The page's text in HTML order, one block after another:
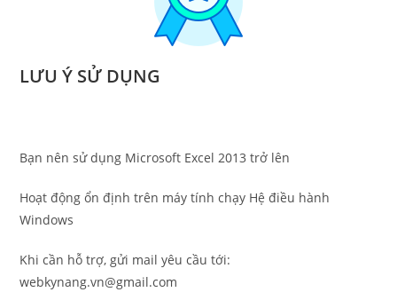
LƯU Ý SỬ DỤNG
Bạn nên sử dụng Microsoft Excel 2013 trở lên
Hoạt động ổn định trên máy tính chạy Hệ điều hành
Windows
Khi cần hỗ trợ, gửi mail yêu cầu tới:
webkynang.vn@gmail.com